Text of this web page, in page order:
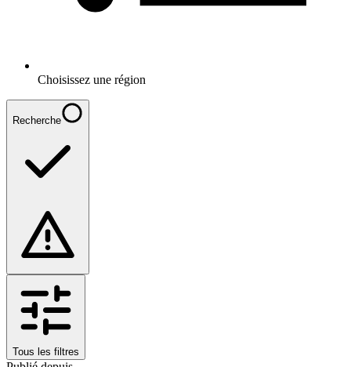
Choisissez une région
Recherche
Tous les filtres